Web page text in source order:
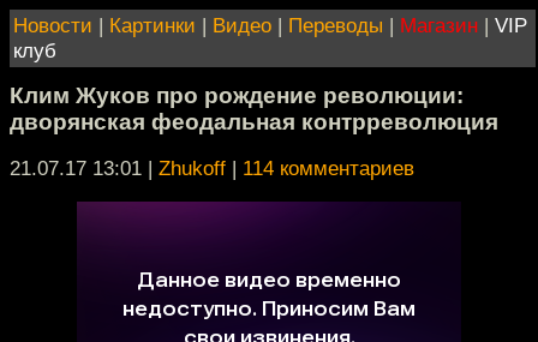
Новости | Картинки | Видео | Переводы | Магазин | VIP
клуб
Клим Жуков про рождение революции:
дворянская феодальная контрреволюция
21.07.17 13:01 | Zhukoff | 114 комментариев